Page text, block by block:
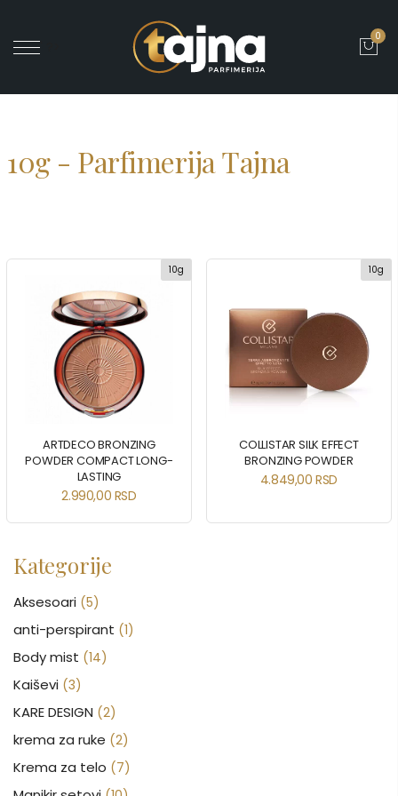
0
10g - Parfimerija Tajna
10g
ARTDECO BRONZING
POWDER COMPACT LONG-
LASTING
2.990,00 RSD
10g
COLLISTAR SILK EFFECT
BRONZING POWDER
4.849,00RSD
Kategorije
Aksesoari (5)
anti-perspirant (1)
Body mist (14)
Kaiševi (3)
KARE DESIGN (2)
krema za ruke (2)
Krema za telo (7)